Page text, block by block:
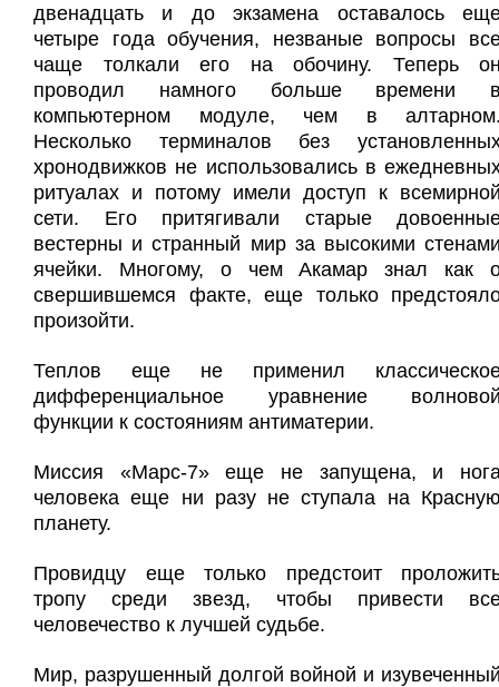
двенадцать и до экзамена оставалось
четыре года обучения, незваные вопросы
чаще толкали его на обочину. Теперь
проводил намного больше времени
компьютерном модуле, чем в
Несколько терминалов без
хронодвижков не использовались в
ритуалах и потому имели доступ к
сети. Его притягивали старые
вестерны и странный мир за высокими
ячейки. Многому, о чем Акамар знал как
свершившемся факте, еще только
произойти.
Теплов еще не применил
дифференциальное уравнение
функции к состояниям антиматерии.
Миссия «Марс-7» еще не запущена, и
человека еще ни разу не ступала на
планету.
Провидцу еще только предстоит
тропу среди звезд, чтобы привести
человечество к лучшей судьбе.
Мир, разрушенный долгой войной и